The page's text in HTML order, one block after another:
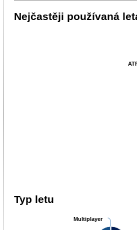
Nejčastěji používaná
Typ letu
Multiplayer
Multiplayer